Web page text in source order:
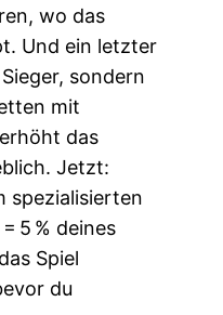
wo das
Und ein letzter
sondern
mit
das
Jetzt:
spezialisierten
5 % deines
Spiel
du